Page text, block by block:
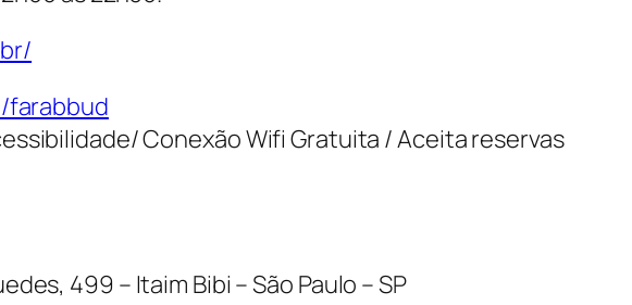
farabbud
Conexão Wifi Gratuita / Aceita reservas
499 – Itaim Bibi – São Paulo – SP